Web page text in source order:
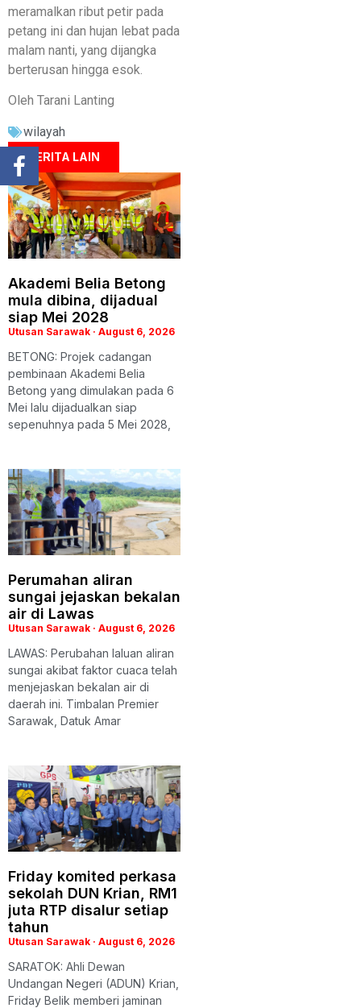
meramalkan ribut petir pada
petang ini dan hujan lebat pada
malam nanti, yang dijangka
berterusan hingga esok.
Oleh Tarani Lanting
wilayah
BERITA LAIN
Akademi Belia Betong
mula dibina, dijadual
siap Mei 2028
Utusan Sarawak August 6, 2026
BETONG: Projek cadangan
pembinaan Akademi Belia
Betong yang dimulakan pada 6
Mei lalu dijadualkan siap
sepenuhnya pada 5 Mei 2028,
Perumahan aliran
sungai jejaskan bekalan
air di Lawas
Utusan Sarawak August 6, 2026
LAWAS: Perubahan laluan aliran
sungai akibat faktor cuaca telah
menjejaskan bekalan air di
daerah ini. Timbalan Premier
Sarawak, Datuk Amar
Friday komited perkasa
sekolah DUN Krian, RM1
juta RTP disalur setiap
tahun
Utusan Sarawak August 6, 2026
SARATOK: Ahli Dewan
Undangan Negeri (ADUN) Krian,
Friday Belik memberi jaminan